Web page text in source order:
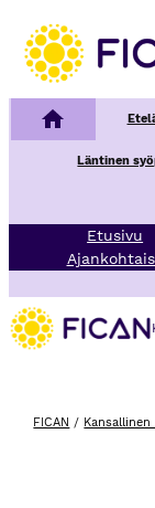
Kansallinen
Läntinen
Etusivu
FICAN /